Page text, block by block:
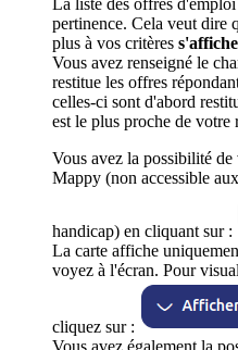
La liste des offres
pertinence. Cela veut dire
plus à vos critères
Vous avez renseigné le
restitue les offres
celles-ci sont d'abord
est le plus proche de votre
Vous avez la possibilité
Mappy (non accessible
handicap) en cliquant sur :
La carte affiche
voyez à l'écran. Pour
cliquez sur :
Vous avez également la